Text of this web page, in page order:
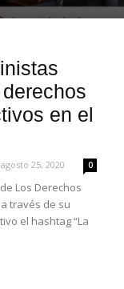
en el
agosto 25, 2020 0
Los Derechos
través de su
el hashtag “La